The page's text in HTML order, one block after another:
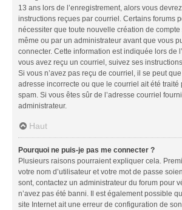
13 ans lors de l’enregistrement, alors vous
instructions reçues par courriel. Certains forums
nécessiter que toute nouvelle création de
même ou par un administrateur avant que vous
connecter. Cette information est indiquée lors de
vous avez reçu un courriel, suivez ses
Si vous n’avez pas reçu de courriel, il se peut
adresse incorrecte ou que le courriel ait été traité
spam. Si vous êtes sûr de l’adresse courriel
administrateur.
Haut
Pourquoi ne puis-je pas me connecter ?
Plusieurs raisons pourraient expliquer cela.
votre nom d’utilisateur et votre mot de passe
sont, contactez un administrateur du forum pour
n’avez pas été banni. Il est également possible
site Internet ait une erreur de configuration de